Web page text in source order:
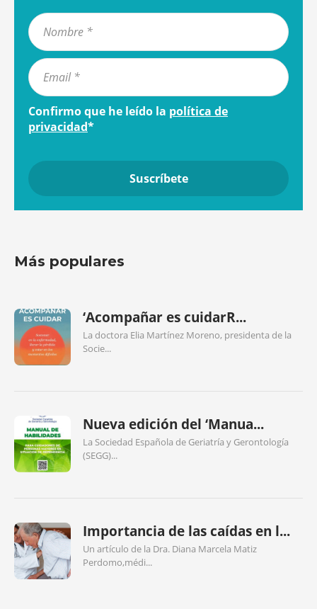
Confirmo que he leído la política de
privacidad*
Más populares
‘Acompañar es cuidarR...
La doctora Elia Martínez Moreno, presidenta de la
Socie...
Nueva edición del ‘Manua...
La Sociedad Española de Geriatría y Gerontología
(SEGG)...
Importancia de las caídas en l...
Un artículo de la Dra. Diana Marcela Matiz
Perdomo,médi...